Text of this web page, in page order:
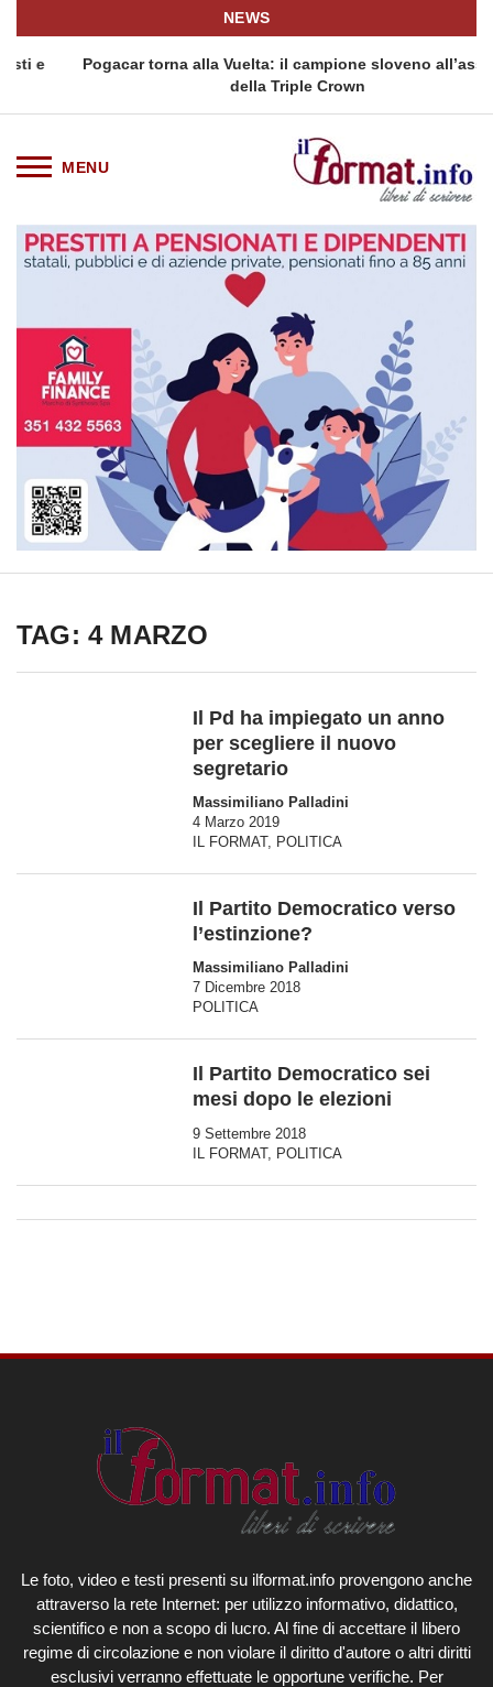
NEWS
Pogacar torna alla Vuelta: il campione sloveno all’assalto
della Triple Crown
TAG: 4 MARZO
Il Pd ha impiegato un anno
per scegliere il nuovo
segretario
Massimiliano Palladini
4 Marzo 2019
IL FORMAT, POLITICA
Il Partito Democratico verso
l’estinzione?
Massimiliano Palladini
7 Dicembre 2018
POLITICA
Il Partito Democratico sei
mesi dopo le elezioni
9 Settembre 2018
IL FORMAT, POLITICA
Le foto, video e testi presenti su ilformat.info provengono anche
attraverso la rete Internet: per utilizzo informativo, didattico,
scientifico e non a scopo di lucro. Al fine di accettare il libero
regime di circolazione e non violare il diritto d'autore o altri diritti
esclusivi verranno effettuate le opportune verifiche. Per